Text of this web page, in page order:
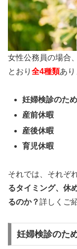
女性公務員の場合
とおり 全4種類あり
妊婦検診のた
産前休暇
産後休暇
育児休暇
それでは、それぞ
るタイミング、休
るのか？詳しくご
妊婦検診のた